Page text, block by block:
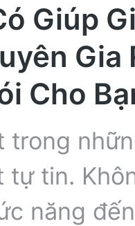
Giúp
Gia
Cho
trong
tự tin.
năng